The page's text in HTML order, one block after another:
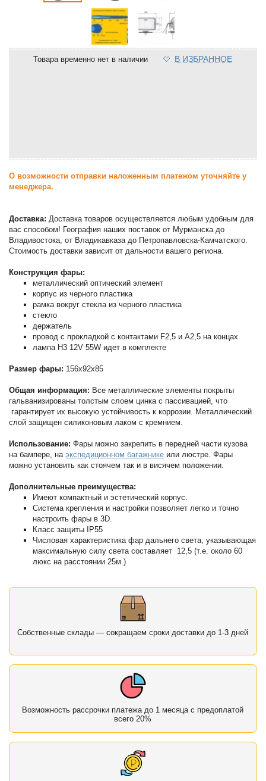
Товара временно нет в наличии В ИЗБРАННОЕ
О возможности отправки наложенным платежом уточняйте у
менеджера.
Доставка: Доставка товаров осуществляется любым удобным для
вас способом! География наших поставок от Мурманска до
Владивостока, от Владикавказа до Петропавловска-Камчатского.
Стоимость доставки зависит от дальности вашего региона.
Конструкция фары:
металлический оптический элемент
корпус из черного пластика
рамка вокруг стекла из черного пластика
стекло
держатель
провод с прокладкой с контактами F2,5 и A2,5 на концах
лампа H3 12V 55W идет в комплекте
Размер фары: 156x92x85
Общая информация: Все металлические элементы покрыты
гальванизированы толстым слоем цинка с пассивацией, что
гарантирует их высокую устойчивость к коррозии. Металлический
слой защищен силиконовым лаком с кремнием.
Использование: Фары можно закрепить в передней части кузова
на бампере, наэкспедиционном багажнике или люстре. Фары
можно установить как стоячем так и в висячем положении.
Дополнительные преимущества:
Имеют компактный и эстетический корпус.
Система крепления и настройки позволяет легко и точно
настроить фары в 3D.
Класс защиты IP55
Числовая характеристика фар дальнего света, указывающая
максимальную силу света составляет 12,5 (т.е. около 60
люкс на расстоянии 25м.)
Собственные склады — сокращаем сроки доставки до 1-3 дней
Возможность рассрочки платежа до 1 месяца с предоплатой
всего 20%